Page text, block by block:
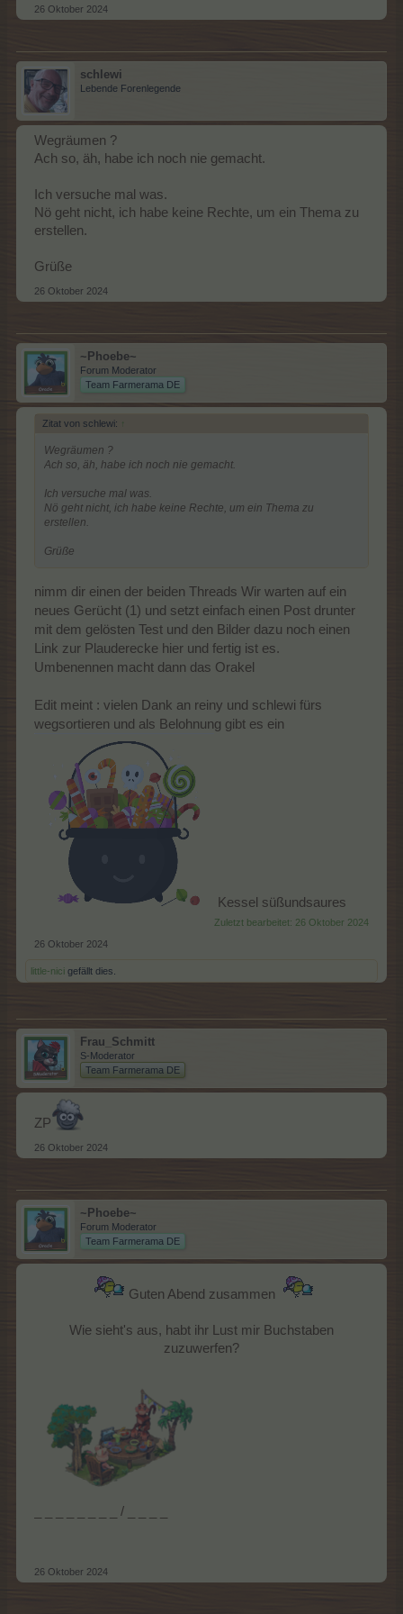
26 Oktober 2024
schlewi
Lebende Forenlegende
Wegräumen ?
Ach so, äh, habe ich noch nie gemacht.
Ich versuche mal was.
Nö geht nicht, ich habe keine Rechte, um ein Thema zu
erstellen.
Grüße
26 Oktober 2024
~Phoebe~
Forum Moderator
Team Farmerama DE
Zitat von schlewi: ↑
Wegräumen ?
Ach so, äh, habe ich noch nie gemacht.
Ich versuche mal was.
Nö geht nicht, ich habe keine Rechte, um ein Thema zu
erstellen.
Grüße
nimm dir einen der beiden Threads Wir warten auf ein
neues Gerücht (1) und setzt einfach einen Post drunter
mit dem gelösten Test und den Bilder dazu noch einen
Link zur Plauderecke hier und fertig ist es.
Umbenennen macht dann das Orakel
Edit meint : vielen Dank an reiny und schlewi fürs
wegsortieren und als Belohnung gibt es ein
Kessel süßundsaures
Zuletzt bearbeitet: 26 Oktober 2024
26 Oktober 2024
little-nici gefällt dies.
Frau_Schmitt
S-Moderator
Team Farmerama DE
ZP
26 Oktober 2024
~Phoebe~
Forum Moderator
Team Farmerama DE
Guten Abend zusammen
Wie sieht's aus, habt ihr Lust mir Buchstaben
zuzuwerfen?
_ _ _ _ _ _ _ _ / _ _ _ _
26 Oktober 2024